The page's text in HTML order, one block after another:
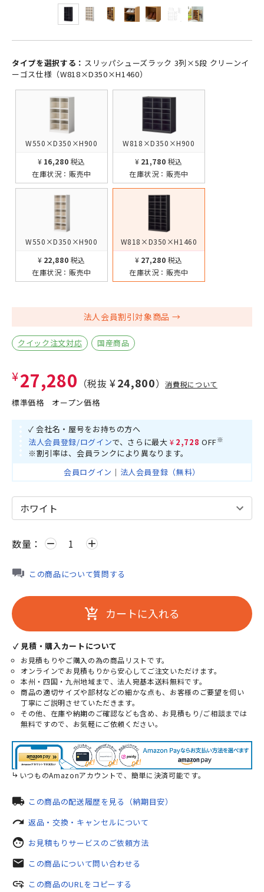
タイプを選択する： スリッパシューズラック 3列×5段 クリーンイ
ーゴス仕様（W818×D350×H1460）
W550×D350×H900
¥16,280 税込
在庫状況： 販売中
W818×D350×H900
¥21,780 税込
在庫状況： 販売中
W550×D350×H900
¥22,880 税込
在庫状況： 販売中
W818×D350×H1460
¥27,280 税込
在庫状況： 販売中
法人会員割引対象商品
クイック注文対応 国産商品
¥27,280 （税抜 ¥24,800）消費税について
標準価格 オープン価格
✓ 会社名・屋号をお持ちの方へ
法人会員登録/ログインで、さらに最大 ¥2,728 OFF※
※割引率は、会員ランクにより異なります。
会員ログイン ｜ 法人会員登録（無料）
数量： remove add
この商品について質問する
add_shopping_cart カートに入れる
✓ 見積・購入カートについて
お見積もりやご購入の為の商品リストです。
オンラインでお見積もりから安心してご注文いただけます。
本州・四国・九州地域まで、法人宛基本送料無料です。
商品の適切サイズや部材などの細かな点も、お客様のご要望を伺い
丁寧にご説明させていただきます。
その他、在庫や納期のご確認なども含め、お見積もり/ご相談までは
無料ですので、お気軽にご依頼ください。
いつものAmazonアカウントで、簡単に決済可能です。
local_shipping この商品の配送履歴を見る（納期目安）
redo 返品・交換・キャンセルについて
face お見積もりサービスのご依頼方法
mail この商品について問い合わせる
add_link この商品のURLをコピーする